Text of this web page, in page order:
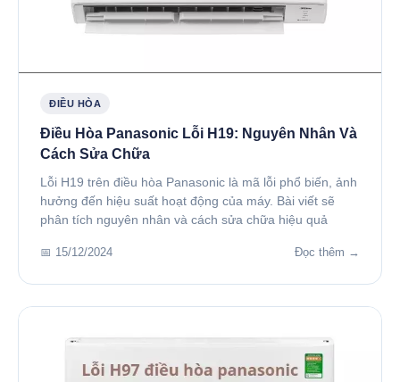
ĐIỀU HÒA
Điều Hòa Panasonic Lỗi H19: Nguyên Nhân Và
Cách Sửa Chữa
Lỗi H19 trên điều hòa Panasonic là mã lỗi phổ biến, ảnh
hưởng đến hiệu suất hoạt động của máy. Bài viết sẽ
phân tích nguyên nhân và cách sửa chữa hiệu quả
📅 15/12/2024 Đọc thêm →